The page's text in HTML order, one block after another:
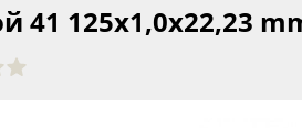
41 125х1,0х22,23